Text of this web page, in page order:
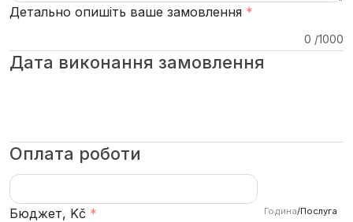
Детально опишіть ваше замовлення *
0 /1000
Дата виконання замовлення
Оплата роботи
Бюджет, Kč * Година/Послуга